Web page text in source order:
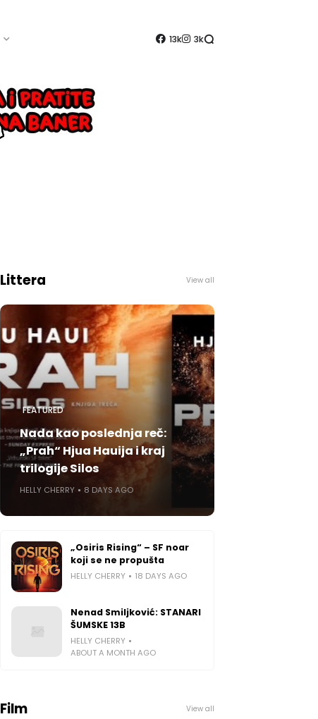
13k 3k
Littera View all
FEATURED
Nada kao poslednja reč:
„Prah“ Hjua Hauija i kraj
trilogije Silos
HELLY CHERRY 8 DAYS AGO
„Osiris Rising“ – SF noar
koji se ne propušta
HELLY CHERRY 18 DAYS AGO
Nenad Smiljković: STANARI
ŠUMSKE 13B
HELLY CHERRY
ABOUT A MONTH AGO
Film View all